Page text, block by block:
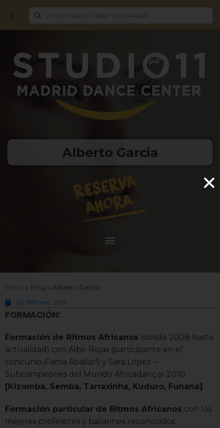
Alberto Garcia
Inicio » Blog » Alberto Garcia
20 febrero, 2012
FORMACIÓN:
Formación de Ritmos Africanos (desde 2008 hasta
actualidad) con Albir Rojas (participante en el
concurso ¡Fama Abailar!) y Sara López –
Subcampeones del Mundo Africadançar 2010
[Kizomba, Semba, Tarraxinha, Kuduro, Funaná]
Formación particular de Ritmos Africanos con los
mejores profesores y bailarines reconocidos